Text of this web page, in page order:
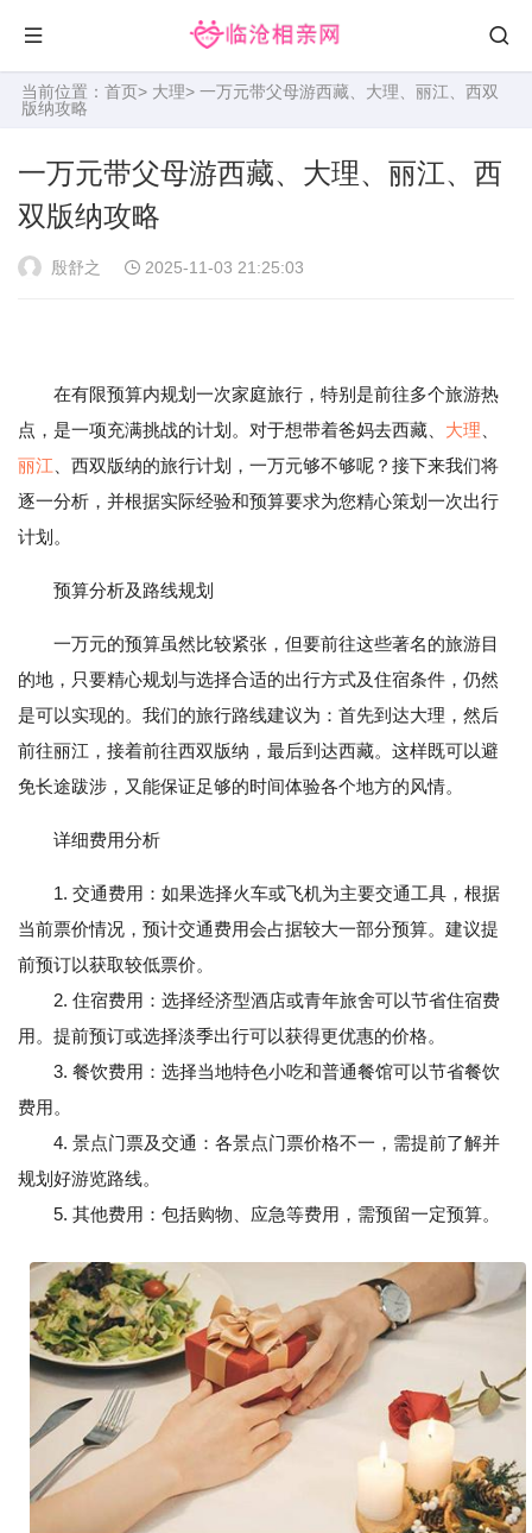
当前位置： 首页> 大理> 一万元带父母游西藏、大理、丽江、西双
版纳攻略
一万元带父母游西藏、大理、丽江、西
双版纳攻略
殷舒之 2025-11-03 21:25:03
在有限预算内规划一次家庭旅行，特别是前往多个旅游热
点，是一项充满挑战的计划。对于想带着爸妈去西藏、 大理
丽江 、西双版纳的旅行计划，一万元够不够呢？接下来我们将
逐一分析，并根据实际经验和预算要求为您精心策划一次出行
计划。
预算分析及路线规划
一万元的预算虽然比较紧张，但要前往这些著名的旅游目
的地，只要精心规划与选择合适的出行方式及住宿条件，仍然
是可以实现的。我们的旅行路线建议为：首先到达大理，然后
前往丽江，接着前往西双版纳，最后到达西藏。这样既可以避
免长途跋涉，又能保证足够的时间体验各个地方的风情。
详细费用分析
1. 交通费用：如果选择火车或飞机为主要交通工具，根据
当前票价情况，预计交通费用会占据较大一部分预算。建议提
前预订以获取较低票价。
2. 住宿费用：选择经济型酒店或青年旅舍可以节省住宿费
用。提前预订或选择淡季出行可以获得更优惠的价格。
3. 餐饮费用：选择当地特色小吃和普通餐馆可以节省餐饮
费用。
4. 景点门票及交通：各景点门票价格不一，需提前了解并
规划好游览路线。
5. 其他费用：包括购物、应急等费用，需预留一定预算。